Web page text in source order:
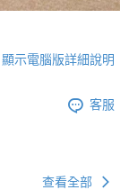
顯示電腦版詳細說明
客服
查看全部